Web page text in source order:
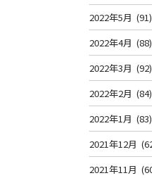
2022年5月 (91)
2022年4月 (88)
2022年3月 (92)
2022年2月 (84)
2022年1月 (83)
2021年12月
2021年11月